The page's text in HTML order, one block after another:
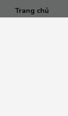
Trang chủ